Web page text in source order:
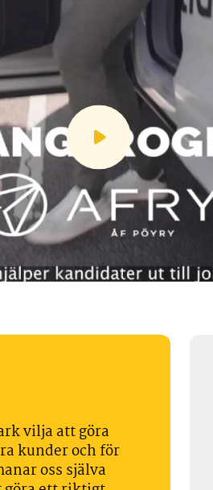
vilja att göra
kunder och för
oss själva